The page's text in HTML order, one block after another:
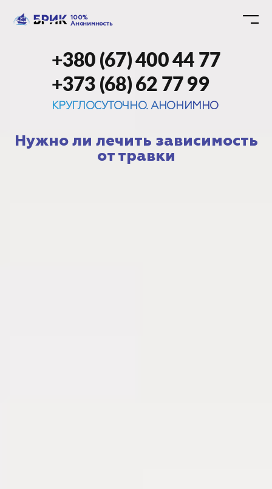
100%
Анонимность
+380 (67) 400 44 77
+373 (68) 62 77 99
КРУГЛОСУТОЧНО. АНОНИМНО
Нужно ли лечить зависимость
от травки